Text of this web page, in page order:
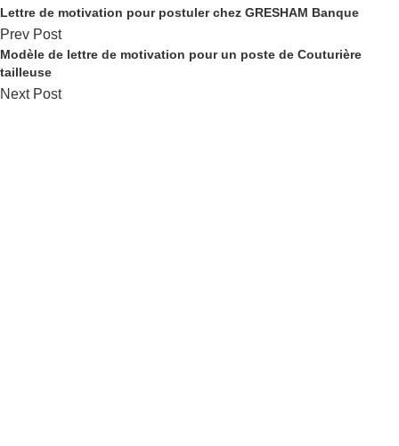
Lettre de motivation pour postuler chez GRESHAM Banque
Prev Post
Modèle de lettre de motivation pour un poste de Couturière
tailleuse
Next Post